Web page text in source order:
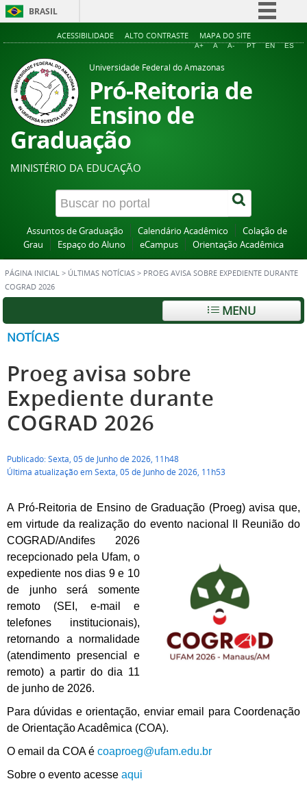
BRASIL
Simplifique!
Acesso à informação
ACESSIBILIDADE ALTO CONTRASTE MAPA DO SITE
A+ A A- PT EN ES
Universidade Federal do Amazonas
Pró-Reitoria de
Ensino de
Graduação
MINISTÉRIO DA EDUCAÇÃO
Assuntos de Graduação Calendário Acadêmico
Colação de
Grau
Espaço do Aluno eCampus Orientação Acadêmica
PÁGINA INICIAL > ÚLTIMAS NOTÍCIAS > PROEG AVISA SOBRE EXPEDIENTE DURANTE
COGRAD 2026
MENU
NOTÍCIAS
Proeg avisa sobre
Expediente durante
COGRAD 2026
Publicado: Sexta, 05 de Junho de 2026, 11h48
Última atualização em Sexta, 05 de Junho de 2026, 11h53
A Pró-Reitoria de Ensino de Graduação (Proeg) avisa que,
em virtude da realização do evento nacional II Reunião do
COGRAD/Andifes 2026
recepcionado pela Ufam, o
expediente nos dias 9 e 10
de junho será somente
remoto (SEI, e-mail e
telefones institucionais),
retornando a normalidade
(atendimento presencial e
remoto) a partir do dia 11
de junho de 2026.
Para dúvidas e orientação, enviar email para Coordenação
de Orientação Acadêmica (COA).
O email da COA é coaproeg@ufam.edu.br
Sobre o evento acesse aqui